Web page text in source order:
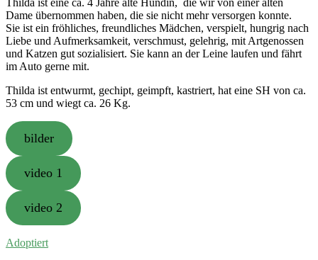
Dame übernommen haben, die sie nicht mehr versorgen konnte.
Sie ist ein fröhliches, freundliches Mädchen, verspielt, hungrig nach
Liebe und Aufmerksamkeit, verschmust, gelehrig, mit Artgenossen
und Katzen gut sozialisiert. Sie kann an der Leine laufen und fährt
im Auto gerne mit.
Thilda ist entwurmt, gechipt, geimpft, kastriert, hat eine SH von ca.
53 cm und wiegt ca. 26 Kg.
bilder
video 1
video 2
Adoptiert